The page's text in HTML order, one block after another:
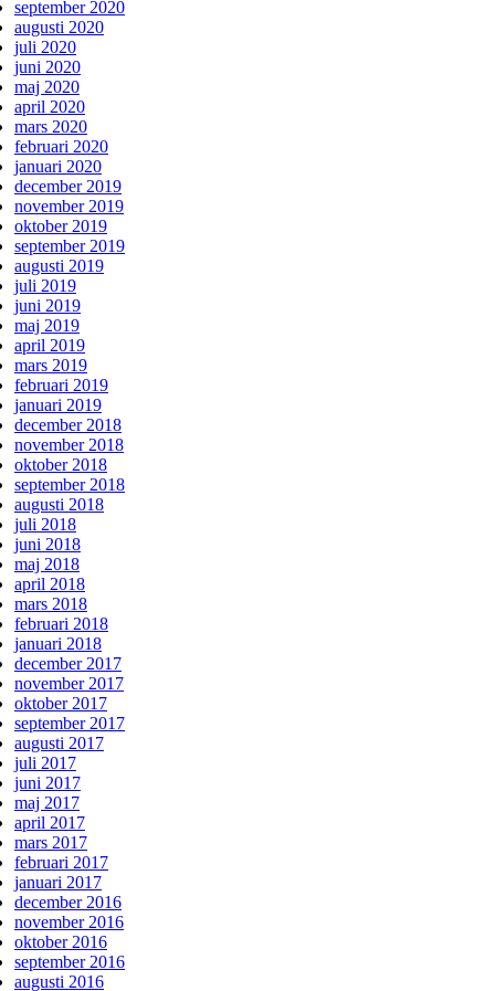
september 2020
augusti 2020
juli 2020
juni 2020
maj 2020
april 2020
mars 2020
februari 2020
januari 2020
december 2019
november 2019
oktober 2019
september 2019
augusti 2019
juli 2019
juni 2019
maj 2019
april 2019
mars 2019
februari 2019
januari 2019
december 2018
november 2018
oktober 2018
september 2018
augusti 2018
juli 2018
juni 2018
maj 2018
april 2018
mars 2018
februari 2018
januari 2018
december 2017
november 2017
oktober 2017
september 2017
augusti 2017
juli 2017
juni 2017
maj 2017
april 2017
mars 2017
februari 2017
januari 2017
december 2016
november 2016
oktober 2016
september 2016
augusti 2016